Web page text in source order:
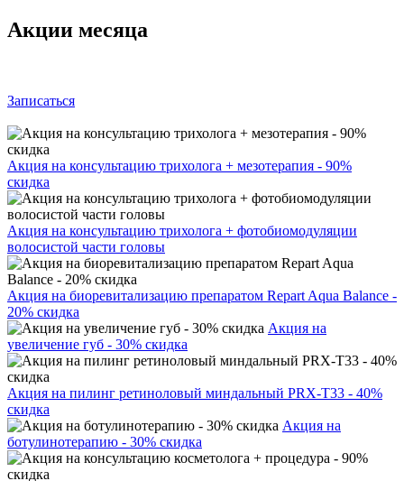
Акции месяца
Записаться
Акция на консультацию трихолога + мезотерапия - 90%
скидка
Акция на консультацию трихолога + фотобиомодуляции
волосистой части головы
Акция на биоревитализацию препаратом Repart Aqua Balance -
20% скидка
Акция на
увеличение губ - 30% скидка
Акция на пилинг ретиноловый миндальный PRX-T33 - 40%
скидка
Акция на
ботулинотерапию - 30% скидка